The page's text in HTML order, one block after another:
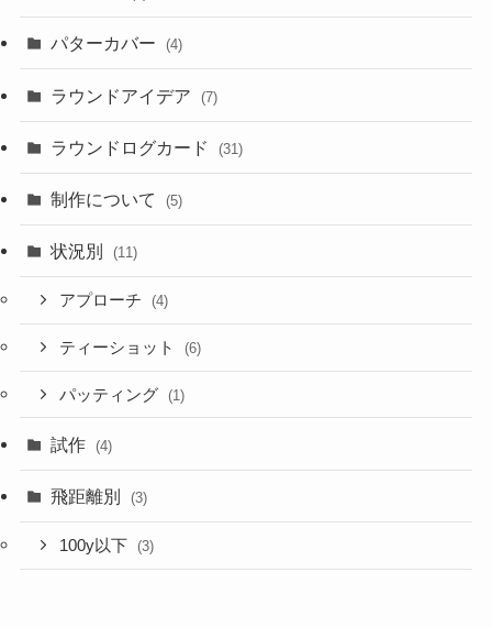
パターカバー (4)
ラウンドアイデア (7)
ラウンドログカード (31)
制作について (5)
状況別 (11)
アプローチ (4)
ティーショット (6)
パッティング (1)
試作 (4)
飛距離別 (3)
100y以下 (3)